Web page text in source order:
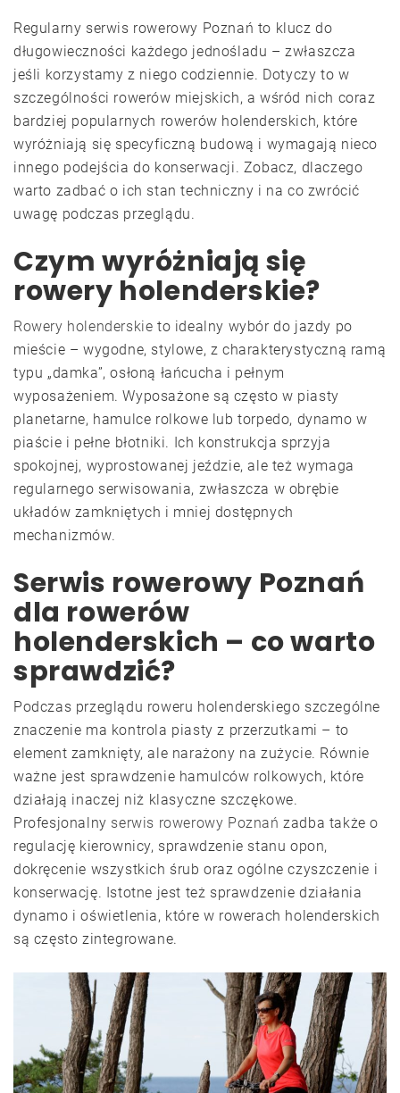
Regularny serwis rowerowy Poznań to klucz do
długowieczności każdego jednośladu – zwłaszcza
jeśli korzystamy z niego codziennie. Dotyczy to w
szczególności rowerów miejskich, a wśród nich coraz
bardziej popularnych rowerów holenderskich, które
wyróżniają się specyficzną budową i wymagają nieco
innego podejścia do konserwacji. Zobacz, dlaczego
warto zadbać o ich stan techniczny i na co zwrócić
uwagę podczas przeglądu.
Czym wyróżniają się
rowery holenderskie?
Rowery holenderskie to idealny wybór do jazdy po
mieście – wygodne, stylowe, z charakterystyczną ramą
typu „damka”, osłoną łańcucha i pełnym
wyposażeniem. Wyposażone są często w piasty
planetarne, hamulce rolkowe lub torpedo, dynamo w
piaście i pełne błotniki. Ich konstrukcja sprzyja
spokojnej, wyprostowanej jeździe, ale też wymaga
regularnego serwisowania, zwłaszcza w obrębie
układów zamkniętych i mniej dostępnych
mechanizmów.
Serwis rowerowy Poznań
dla rowerów
holenderskich – co warto
sprawdzić?
Podczas przeglądu roweru holenderskiego szczególne
znaczenie ma kontrola piasty z przerzutkami – to
element zamknięty, ale narażony na zużycie. Równie
ważne jest sprawdzenie hamulców rolkowych, które
działają inaczej niż klasyczne szczękowe.
Profesjonalny serwis rowerowy Poznań zadba także o
regulację kierownicy, sprawdzenie stanu opon,
dokręcenie wszystkich śrub oraz ogólne czyszczenie i
konserwację. Istotne jest też sprawdzenie działania
dynamo i oświetlenia, które w rowerach holenderskich
są często zintegrowane.